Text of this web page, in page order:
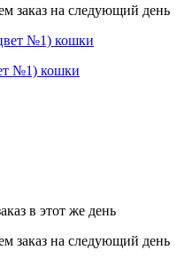
заказ на следующий день
№1) кошки
в этот же день
заказ на следующий день